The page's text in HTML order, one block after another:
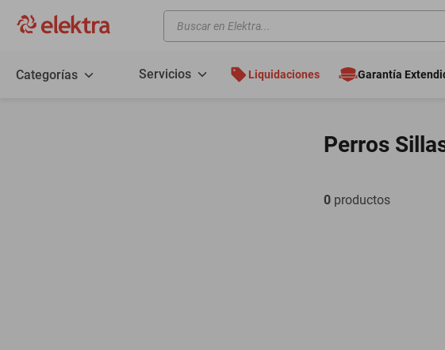
Buscar en Elektra...
Categorías Servicios Liquidaciones Garantía
Perros
0 productos
motos